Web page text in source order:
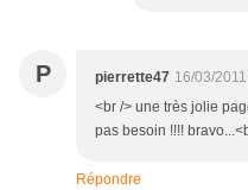
P pierrette47 16/03/
<br /> une très jolie
pas besoin !!!!
Répondre